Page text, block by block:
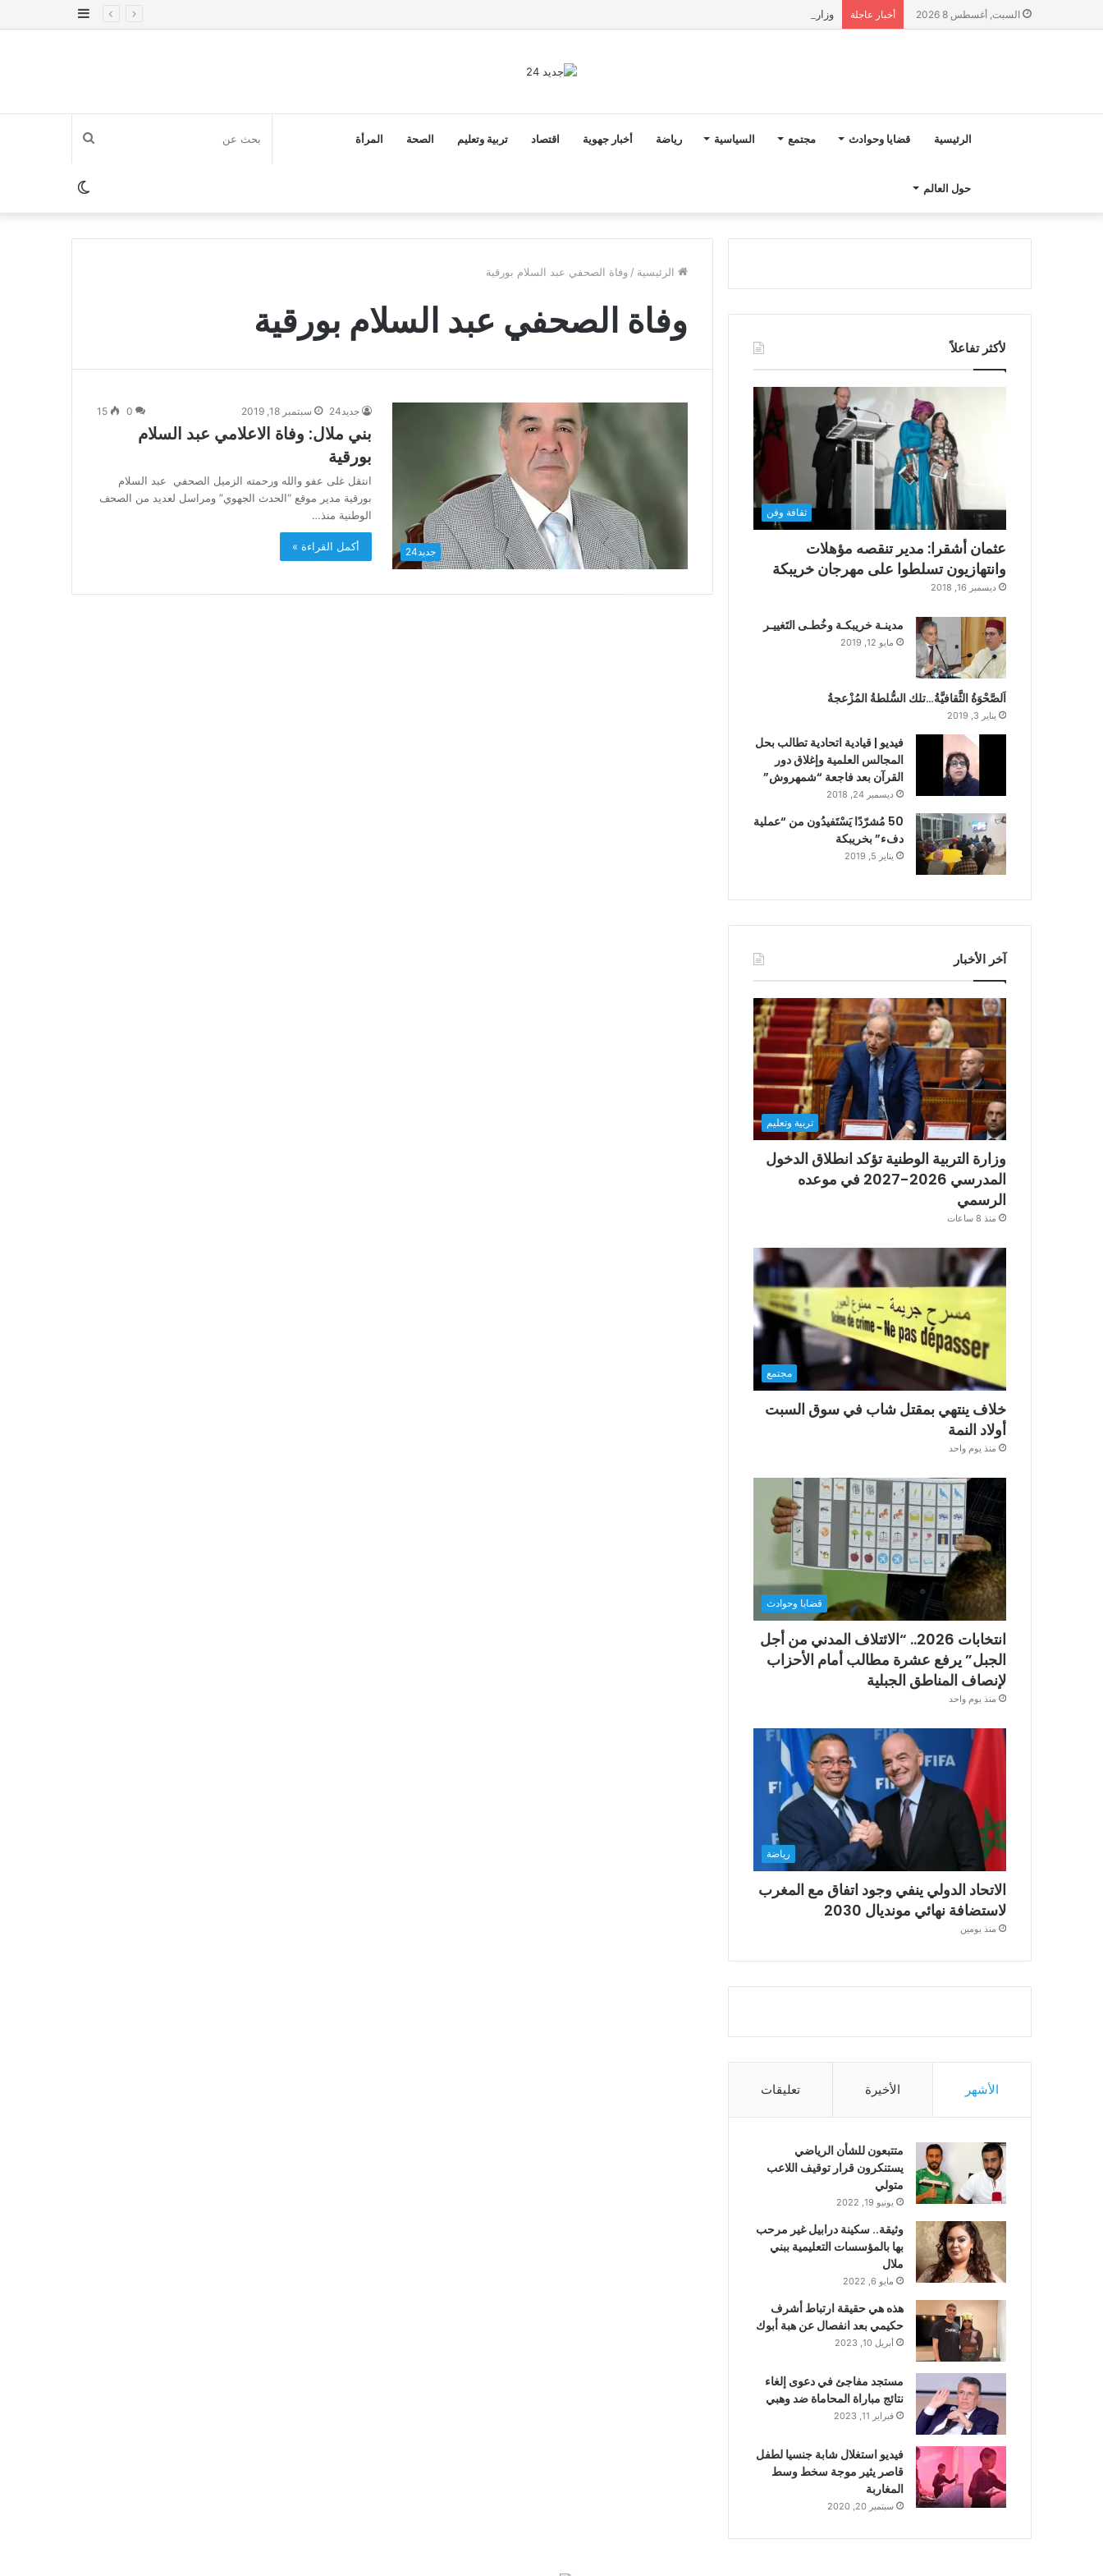
السبت, أغسطس 8 2026 أخبار عاجلة وزارة التربية الوطنية تؤكد انطلاق الدخول المدرسي 2026-2027 في موعده الرسمي
إضافة
الرئيسية قضايا وحوادث مجتمع السياسية رياضة أخبار جهوية اقتصاد تربية وتعليم الصحة المرأة
حول العالم
بحث
عنالوضع
المظلم
الرئيسية / وفاة الصحفي عبد السلام بورقية
وفاة الصحفي عبد السلام بورقية
جديد24
جديد24 سبتمبر 18, 2019 0
15
بني ملال: وفاة الاعلامي عبد السلام
بورقية
انتقل غلى عفو والله ورحمته الزميل الصحفي عبد السلام
بورقية مدير موقع “الحدث الجهوي” ومراسل لعديد من الصحف
الوطنية منذ…
أكمل القراءة »
لأكثر تفاعلاً
ثقافة وفن
عثمان أشقرا: مدير تنقصه مؤهلات
وانتهازيون تسلطوا على مهرجان خريبكة
ديسمبر 16, 2018
مدينـة خريبكـة وخُطـى التَغييـر
مايو 12, 2019
اَلصَّحْوَةُ الثَّقافيَّةُ…تلك السُّلطةُ المُزْعجةُ
يناير 3, 2019
فيديو | قيادية اتحادية تطالب بحل
المجالس العلمية وإغلاق دور
القرآن بعد فاجعة “شمهروش”
ديسمبر 24, 2018
50 مُشرّدًا يَسْتَفيدُون من “عملية
دفء” بخريبكة
يناير 5, 2019
آخر الأخبار
تربية وتعليم
وزارة التربية الوطنية تؤكد انطلاق الدخول
المدرسي 2026-2027 في موعده
الرسمي
منذ 8 ساعات
مجتمع
خلاف ينتهي بمقتل شاب في سوق السبت
أولاد النمة
منذ يوم واحد
قضايا وحوادث
انتخابات 2026.. “الائتلاف المدني من أجل
الجبل” يرفع عشرة مطالب أمام الأحزاب
لإنصاف المناطق الجبلية
منذ يوم واحد
رياضة
الاتحاد الدولي ينفي وجود اتفاق مع المغرب
لاستضافة نهائي مونديال 2030
منذ يومين
الأشهر الأخيرة تعليقات
متتبعون للشأن الرياضي
يستنكرون قرار توقيف اللاعب
متولي
يونيو 19, 2022
وثيقة.. سكينة درابيل غير مرحب
بها بالمؤسسات التعليمية ببني
ملال
مايو 6, 2022
هذه هي حقيقة ارتباط أشرف
حكيمي بعد انفصال عن هبة أبوك
أبريل 10, 2023
مستجد مفاجئ في دعوى إلغاء
نتائج مباراة المحاماة ضد وهبي
فبراير 11, 2023
فيديو استغلال شابة جنسيا لطفل
قاصر يثير موجة سخط وسط
المغاربة
سبتمبر 20, 2020